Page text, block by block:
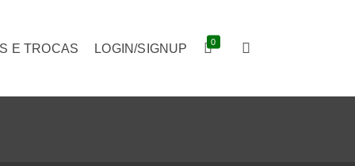
E TROCAS LOGIN/SIGNUP 0